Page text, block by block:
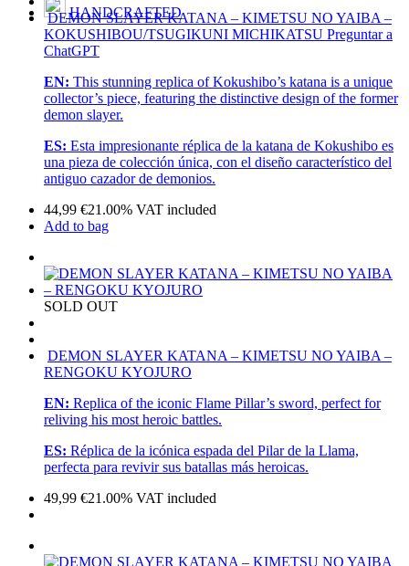
HANDCRAFTED
DEMON SLAYER KATANA – KIMETSU NO YAIBA –
KOKUSHIBOU/TSUGIKUNI MICHIKATSU Preguntar a
ChatGPT
EN: This stunning replica of Kokushibo’s katana is a unique
collector’s piece, featuring the distinctive design of the former
demon slayer.
ES: Esta impresionante réplica de la katana de Kokushibo es
una pieza de colección única, con el diseño característico del
antiguo cazador de demonios.
44,99 €21.00% VAT included
Add to bag
SOLD OUT
DEMON SLAYER KATANA – KIMETSU NO YAIBA –
RENGOKU KYOJURO
EN: Replica of the iconic Flame Pillar’s sword, perfect for
reliving his most heroic battles.
ES: Réplica de la icónica espada del Pilar de la Llama,
perfecta para revivir sus batallas más heroicas.
49,99 €21.00% VAT included